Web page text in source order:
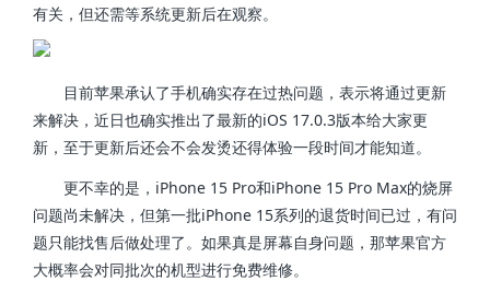
有关，但还需等系统更新后在观察。
目前苹果承认了手机确实存在过热问题，表示将通过更新
来解决，近日也确实推出了最新的iOS 17.0.3版本给大家更
新，至于更新后还会不会发烫还得体验一段时间才能知道。
更不幸的是，iPhone 15 Pro和iPhone 15 Pro Max的烧屏
问题尚未解决，但第一批iPhone 15系列的退货时间已过，有问
题只能找售后做处理了。如果真是屏幕自身问题，那苹果官方
大概率会对同批次的机型进行免费维修。